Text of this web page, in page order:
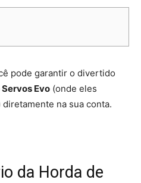
pode garantir o divertido
Evo (onde eles
na sua conta.
da Horda de